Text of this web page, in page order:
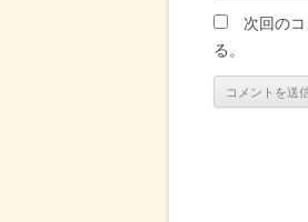
次回の
る。